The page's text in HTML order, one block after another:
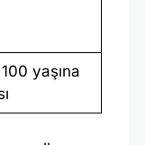
yaşına